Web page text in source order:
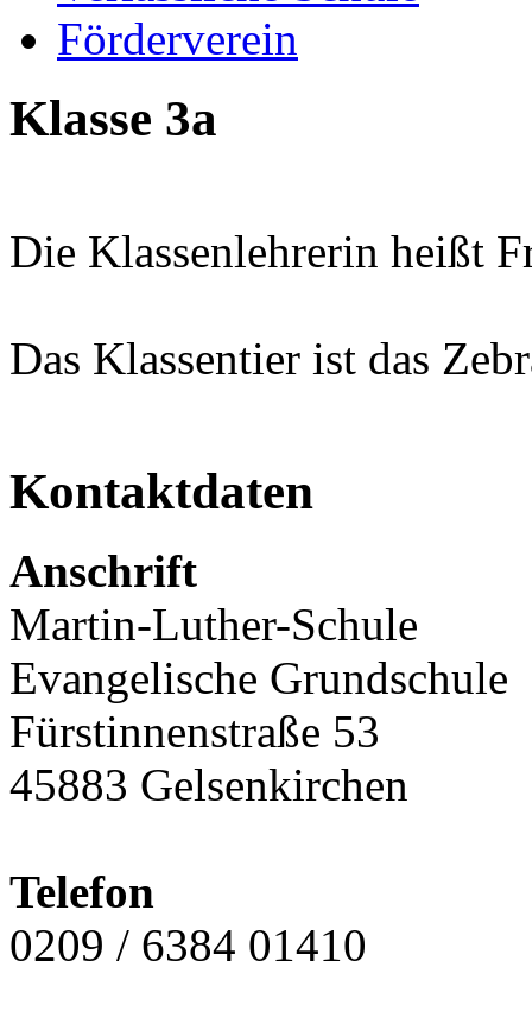
Förderverein
Klasse 3a
Die Klassenlehrerin heißt
Das Klassentier ist das
Kontaktdaten
Anschrift
Martin-Luther-Schule
Evangelische Grundschule
Fürstinnenstraße 53
45883 Gelsenkirchen
Telefon
0209 / 6384 01410